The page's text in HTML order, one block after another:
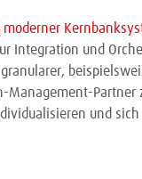
moderner
Integration und
Partner
und